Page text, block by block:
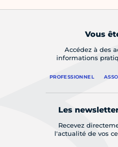
Vous
Accédez à des
informations
PROFESSIONNEL
Les
Recevez
l'actualité de vos